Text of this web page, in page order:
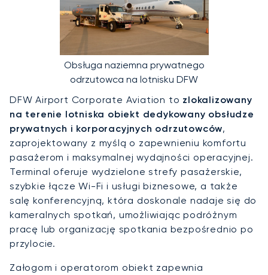
Obsługa naziemna prywatnego
odrzutowca na lotnisku DFW
DFW Airport Corporate Aviation to zlokalizowany
na terenie lotniska obiekt dedykowany obsłudze
prywatnych i korporacyjnych odrzutowców,
zaprojektowany z myślą o zapewnieniu komfortu
pasażerom i maksymalnej wydajności operacyjnej.
Terminal oferuje wydzielone strefy pasażerskie,
szybkie łącze Wi-Fi i usługi biznesowe, a także
salę konferencyjną, która doskonale nadaje się do
kameralnych spotkań, umożliwiając podróżnym
pracę lub organizację spotkania bezpośrednio po
przylocie.
Załogom i operatorom obiekt zapewnia